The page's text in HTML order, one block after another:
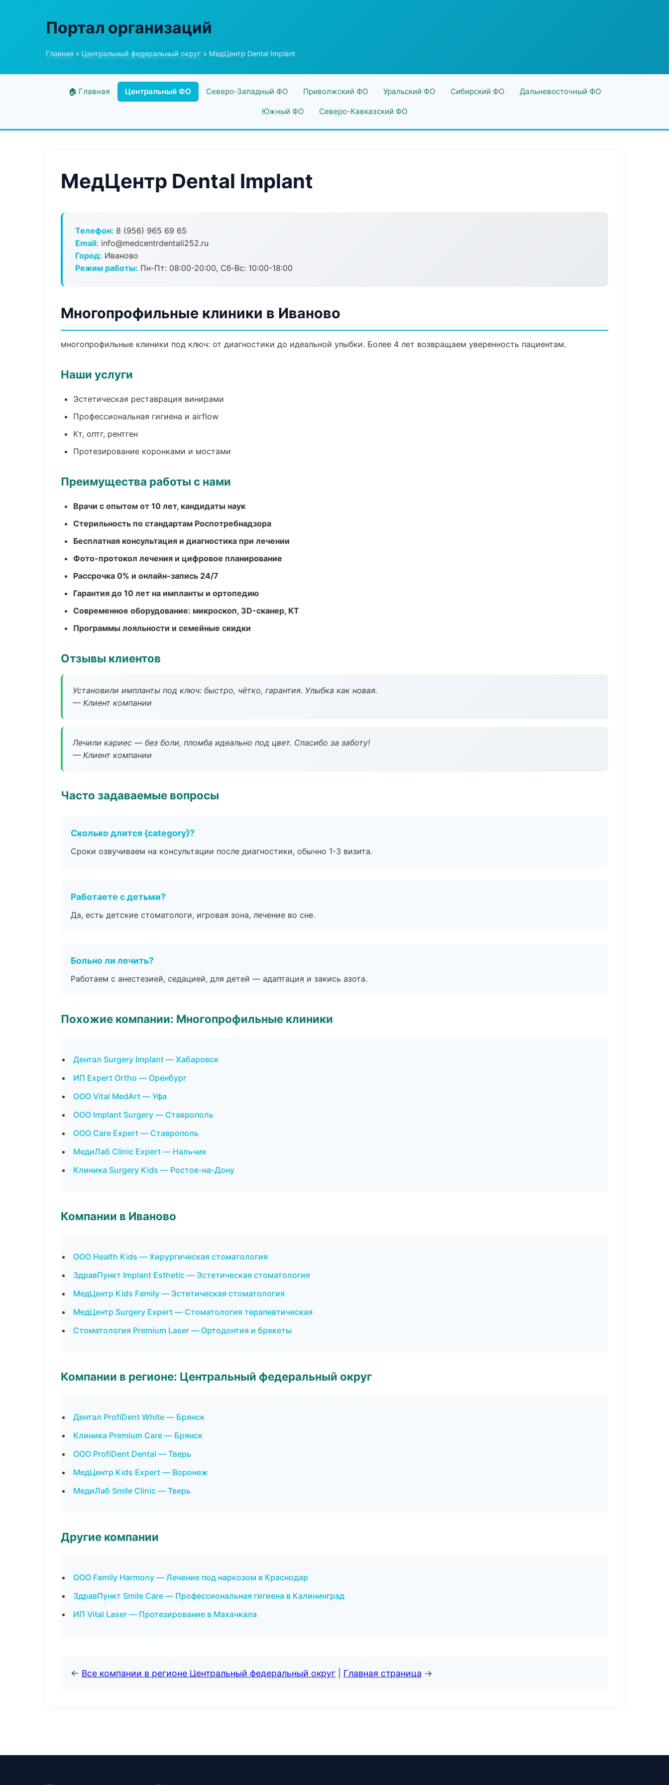
Портал организаций
Главная » Центральный федеральный округ » МедЦентр Dental Implant
🏠 Главная Центральный ФО Северо-Западный ФО Приволжский ФО Уральский ФО Сибирский ФО Дальневосточный ФО
Южный ФО Северо-Кавказский ФО
МедЦентр Dental Implant
Телефон: 8 (956) 965 69 65
Email: info@medcentrdentali252.ru
Город: Иваново
Режим работы: Пн-Пт: 08:00-20:00, Сб-Вс: 10:00-18:00
Многопрофильные клиники в Иваново
многопрофильные клиники под ключ: от диагностики до идеальной улыбки. Более 4 лет возвращаем уверенность пациентам.
Наши услуги
Эстетическая реставрация винирами
Профессиональная гигиена и airflow
Кт, оптг, рентген
Протезирование коронками и мостами
Преимущества работы с нами
Врачи с опытом от 10 лет, кандидаты наук
Стерильность по стандартам Роспотребнадзора
Бесплатная консультация и диагностика при лечении
Фото-протокол лечения и цифровое планирование
Рассрочка 0% и онлайн-запись 24/7
Гарантия до 10 лет на импланты и ортопедию
Современное оборудование: микроскоп, 3D-сканер, КТ
Программы лояльности и семейные скидки
Отзывы клиентов
Установили импланты под ключ: быстро, чётко, гарантия. Улыбка как новая.
— Клиент компании
Лечили кариес — без боли, пломба идеально под цвет. Спасибо за заботу!
— Клиент компании
Часто задаваемые вопросы
Сколько длится {category}?
Сроки озвучиваем на консультации после диагностики, обычно 1-3 визита.
Работаете с детьми?
Да, есть детские стоматологи, игровая зона, лечение во сне.
Больно ли лечить?
Работаем с анестезией, седацией, для детей — адаптация и закись азота.
Похожие компании: Многопрофильные клиники
Дентал Surgery Implant — Хабаровск
ИП Expert Ortho — Оренбург
ООО Vital MedArt — Уфа
ООО Implant Surgery — Ставрополь
ООО Care Expert — Ставрополь
МедиЛаб Clinic Expert — Нальчик
Клиника Surgery Kids — Ростов-на-Дону
Компании в Иваново
ООО Health Kids — Хирургическая стоматология
ЗдравПункт Implant Esthetic — Эстетическая стоматология
МедЦентр Kids Family — Эстетическая стоматология
МедЦентр Surgery Expert — Стоматология терапевтическая
Стоматология Premium Laser — Ортодонтия и брекеты
Компании в регионе: Центральный федеральный округ
Дентал ProfiDent White — Брянск
Клиника Premium Care — Брянск
ООО ProfiDent Dental — Тверь
МедЦентр Kids Expert — Воронеж
МедиЛаб Smile Clinic — Тверь
Другие компании
ООО Family Harmony — Лечение под наркозом в Краснодар
ЗдравПункт Smile Care — Профессиональная гигиена в Калининград
ИП Vital Laser — Протезирование в Махачкала
← Все компании в регионе Центральный федеральный округ Главная страница →